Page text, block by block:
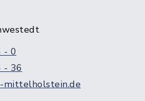
- 0
- 36
mittelholstein.de